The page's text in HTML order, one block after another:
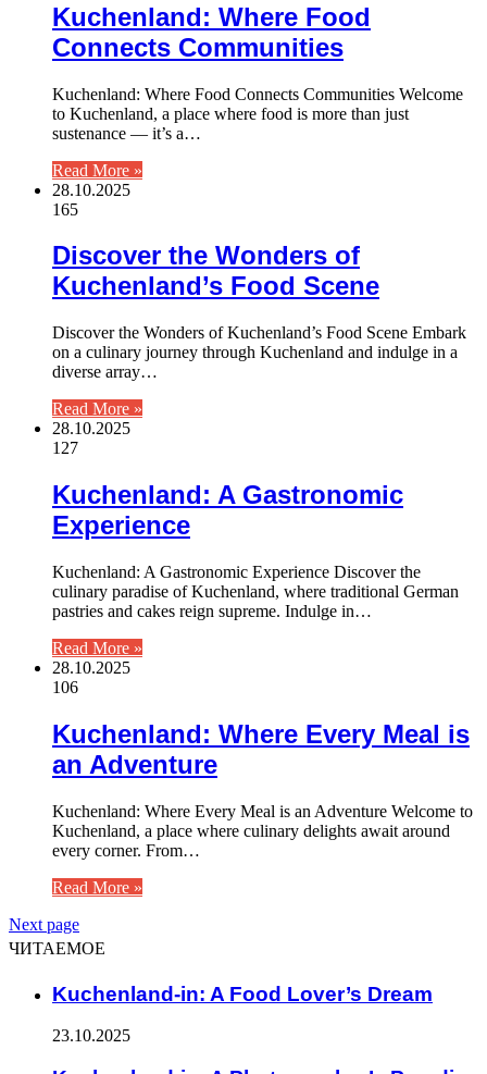
Kuchenland: Where Food
Connects Communities
Kuchenland: Where Food Connects Communities Welcome
to Kuchenland, a place where food is more than just
sustenance — it’s a…
Read More »
28.10.2025
165
Discover the Wonders of
Kuchenland’s Food Scene
Discover the Wonders of Kuchenland’s Food Scene Embark
on a culinary journey through Kuchenland and indulge in a
diverse array…
Read More »
28.10.2025
127
Kuchenland: A Gastronomic
Experience
Kuchenland: A Gastronomic Experience Discover the
culinary paradise of Kuchenland, where traditional German
pastries and cakes reign supreme. Indulge in…
Read More »
28.10.2025
106
Kuchenland: Where Every Meal is
an Adventure
Kuchenland: Where Every Meal is an Adventure Welcome to
Kuchenland, a place where culinary delights await around
every corner. From…
Read More »
Next page
ЧИТАЕМОЕ
Kuchenland-in: A Food Lover’s Dream
23.10.2025